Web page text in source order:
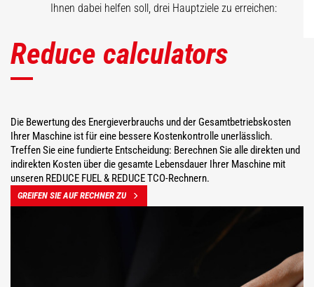
Ihnen dabei helfen soll, drei Hauptziele zu erreichen:
Reduce calculators
Die Bewertung des Energieverbrauchs und der Gesamtbetriebskosten
Ihrer Maschine ist für eine bessere Kostenkontrolle unerlässlich.
Treffen Sie eine fundierte Entscheidung: Berechnen Sie alle direkten und
indirekten Kosten über die gesamte Lebensdauer Ihrer Maschine mit
unseren REDUCE FUEL & REDUCE TCO-Rechnern.
GREIFEN SIE AUF RECHNER ZU